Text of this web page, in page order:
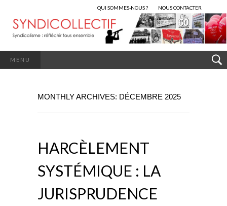
QUI SOMMES-NOUS ? NOUS CONTACTER
MENU
MONTHLY ARCHIVES: DÉCEMBRE 2025
HARCÈLEMENT
SYSTÉMIQUE : LA
JURISPRUDENCE